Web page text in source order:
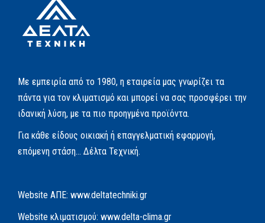
Με εμπειρία από το 1980, η εταιρεία μας γνωρίζει τα
πάντα για τον κλιματισμό και μπορεί να σας προσφέρει την
ιδανική λύση, με τα πιο προηγμένα προϊόντα.
Για κάθε είδους οικιακή ή επαγγελματική εφαρμογή,
επόμενη στάση… Δέλτα Τεχνική.
Website AΠΕ: www.deltatechniki.gr
Website κλιματισμού: www.delta-clima.gr